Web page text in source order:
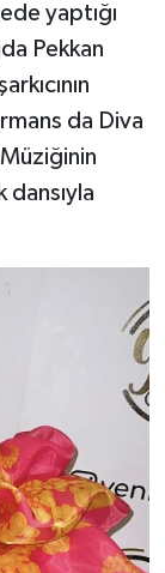
yaptığı
Pekkan
da Diva
dansıyla